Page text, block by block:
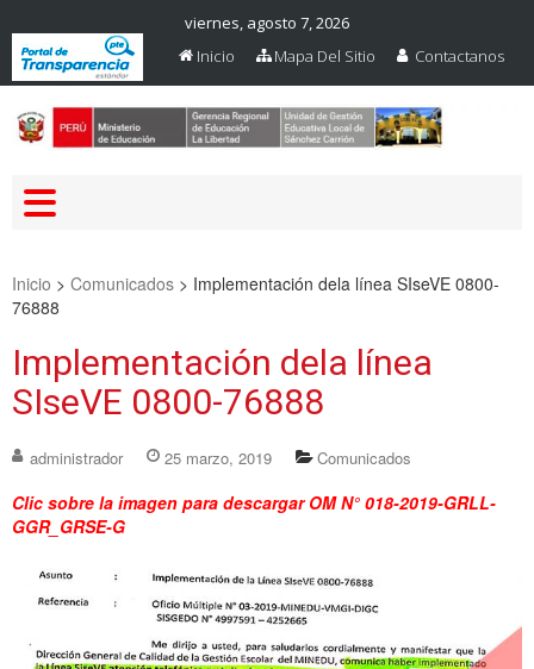
viernes, agosto 7, 2026
Inicio
Mapa Del Sitio Contactanos
Inicio > Comunicados > Implementación dela línea SIseVE 0800-
76888
Implementación dela línea
SIseVE 0800-76888
administrador 25 marzo, 2019 Comunicados
Clic sobre la imagen para descargar OM N° 018-2019-GRLL-
GGR_GRSE-G